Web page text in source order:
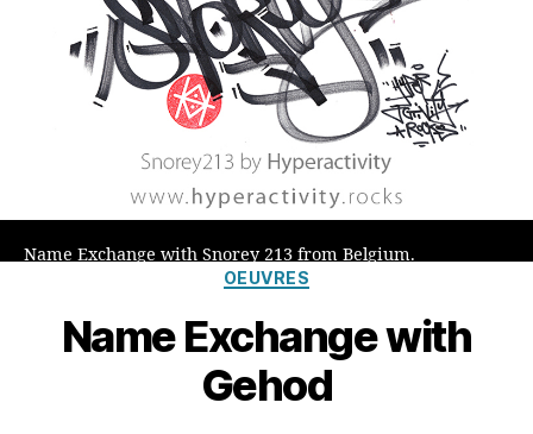
Name Exchange with Snorey 213 from Belgium.
Catégories
OEUVRES
Name Exchange with
Gehod